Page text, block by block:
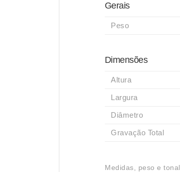
Gerais
Peso
Dimensões
Altura
Largura
Diâmetro
Gravação Total
Medidas, peso e